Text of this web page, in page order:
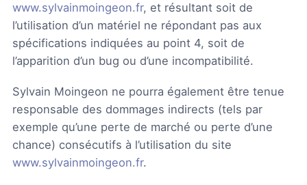
www.sylvainmoingeon.fr, et résultant soit de
l’utilisation d’un matériel ne répondant pas aux
spécifications indiquées au point 4, soit de
l’apparition d’un bug ou d’une incompatibilité.
Sylvain Moingeon ne pourra également être tenue
responsable des dommages indirects (tels par
exemple qu’une perte de marché ou perte d’une
chance) consécutifs à l’utilisation du site
www.sylvainmoingeon.fr.